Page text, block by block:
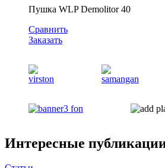
Пушка WLP Demolitor 40
Сравнить
Заказать
Интересные